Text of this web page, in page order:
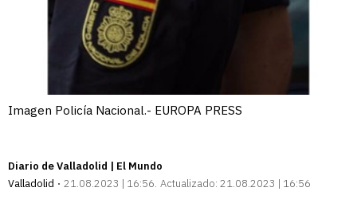
Imagen Policía Nacional.- EUROPA PRESS
Diario de Valladolid | El Mundo
Valladolid
21.08.2023 | 16:56 Actualizado: 21.08.2023 | 16:56